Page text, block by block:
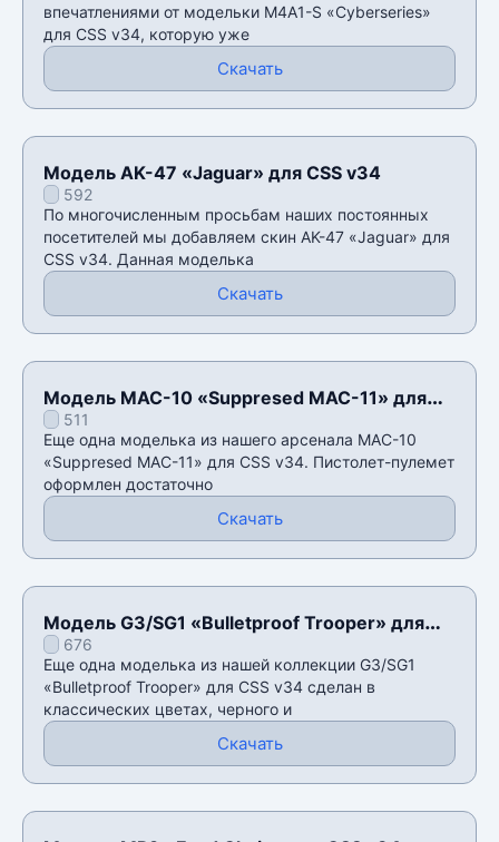
впечатлениями от модельки M4A1-S «Cyberseries»
для CSS v34, которую уже
Скачать
Модель AK-47 «Jaguar» для CSS v34
592
По многочисленным просьбам наших постоянных
посетителей мы добавляем скин AK-47 «Jaguar» для
CSS v34. Данная моделька
Скачать
Модель MAC-10 «Suppresed MAC-11» для
CSS v34
511
Еще одна моделька из нашего арсенала MAC-10
«Suppresed MAC-11» для CSS v34. Пистолет-пулемет
оформлен достаточно
Скачать
Модель G3/SG1 «Bulletproof Trooper» для
CSS v34
676
Еще одна моделька из нашей коллекции G3/SG1
«Bulletproof Trooper» для CSS v34 сделан в
классических цветах, черного и
Скачать